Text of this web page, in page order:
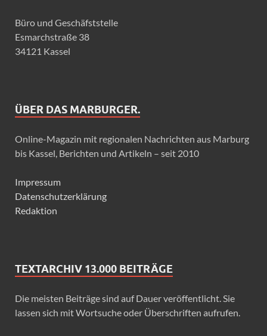
Büro und Geschäfststelle
Esmarchstraße 38
34121 Kassel
ÜBER DAS MARBURGER.
Online-Magazin mit regionalen Nachrichten aus Marburg
bis Kassel, Berichten und Artikeln – seit 2010
Impressum
Datenschutzerklärung
Redaktion
TEXTARCHIV 13.000 BEITRÄGE
Die meisten Beiträge sind auf Dauer veröffentlicht. Sie
lassen sich mit Wortsuche oder Überschriften aufrufen.